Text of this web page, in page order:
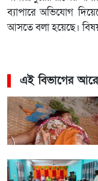
ব্যাপারে অভিযোগ
আসতে বলা হয়েছে।
এই বিভাগের